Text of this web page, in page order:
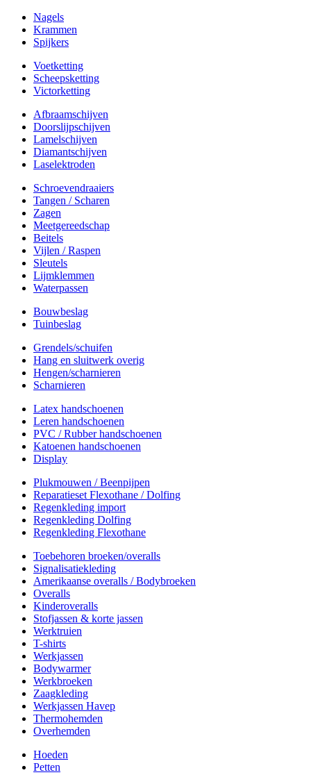
Nagels
Krammen
Spijkers
Voetketting
Scheepsketting
Victorketting
Afbraamschijven
Doorslijpschijven
Lamelschijven
Diamantschijven
Laselektroden
Schroevendraaiers
Tangen / Scharen
Zagen
Meetgereedschap
Beitels
Vijlen / Raspen
Sleutels
Lijmklemmen
Waterpassen
Bouwbeslag
Tuinbeslag
Grendels/schuifen
Hang en sluitwerk overig
Hengen/scharnieren
Scharnieren
Latex handschoenen
Leren handschoenen
PVC / Rubber handschoenen
Katoenen handschoenen
Display
Plukmouwen / Beenpijpen
Reparatieset Flexothane / Dolfing
Regenkleding import
Regenkleding Dolfing
Regenkleding Flexothane
Toebehoren broeken/overalls
Signalisatiekleding
Amerikaanse overalls / Bodybroeken
Overalls
Kinderoveralls
Stofjassen & korte jassen
Werktruien
T-shirts
Werkjassen
Bodywarmer
Werkbroeken
Zaagkleding
Werkjassen Havep
Thermohemden
Overhemden
Hoeden
Petten